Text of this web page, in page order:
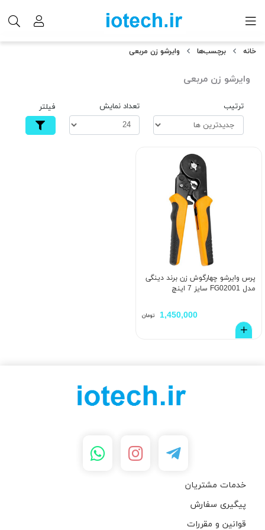
خانه برچسب‌ها وایرشو زن مربعی
وایرشو زن مربعی
ترتیب تعداد نمایش فیلتر
پرس وایرشو چهارگوش زن برند دینگی
مدل FG02001 سایز 7 اینچ
1,450,000 تومان
خدمات مشتریان
پیگیری سفارش
قوانین و مقررات